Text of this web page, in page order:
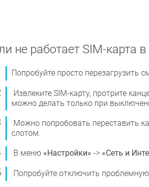
не работает SIM-карта
Попробуйте просто перезагрузить
Извлеките SIM-карту, протрите
можно делать только при
Можно попробовать переставить
слотом.
В меню «Настройки» -> «Сеть и
Попробуйте отключить